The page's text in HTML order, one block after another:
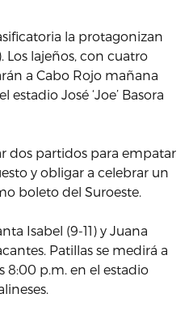
la protagonizan
Los lajeños, con cuatro
a Cabo Rojo mañana
estadio José ‘Joe’ Basora
dos partidos para empatar
y obligar a celebrar un
boleto del Suroeste.
Isabel (9-11) y Juana
Patillas se medirá a
8:00 p.m. en el estadio